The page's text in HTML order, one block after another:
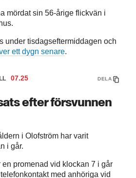
mördat sin 56-årige flickvän i
under tisdagseftermiddagen och
ett dygn senare.
07.25 DELA
efter försvunnen
i Olofström har varit
i går.
en promenad vid klockan 7 i går
med anhöriga vid